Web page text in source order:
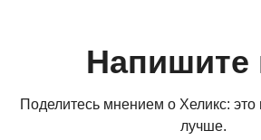
Напишите
Поделитесь мнением о Хеликс: это
лучше.